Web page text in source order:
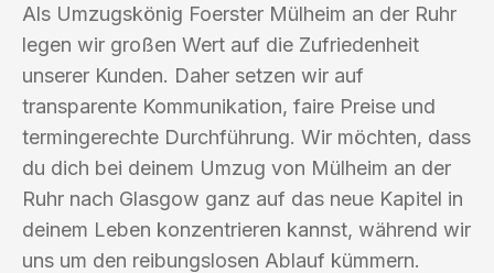
Als Umzugskönig Foerster Mülheim an der Ruhr
legen wir großen Wert auf die Zufriedenheit
unserer Kunden. Daher setzen wir auf
transparente Kommunikation, faire Preise und
termingerechte Durchführung. Wir möchten, dass
du dich bei deinem Umzug von Mülheim an der
Ruhr nach Glasgow ganz auf das neue Kapitel in
deinem Leben konzentrieren kannst, während wir
uns um den reibungslosen Ablauf kümmern.